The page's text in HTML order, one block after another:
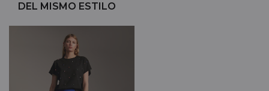
DEL MISMO ESTILO